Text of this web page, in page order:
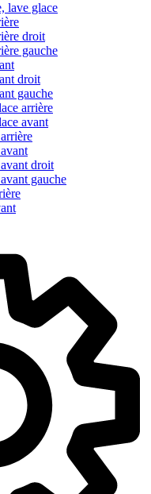
lave glace
droit
gauche
droit
gauche
arrière
avant
droit
gauche